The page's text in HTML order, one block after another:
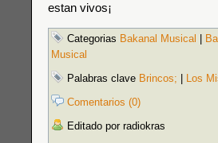
estan vivos¡
Categorias Bakanal Musical
Musical
Palabras clave Brincos; Los
Comentarios (0)
Editado por radiokras